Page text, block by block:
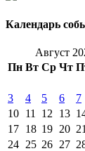
Календарь
Август
Пн Вт Ср Чт
3
4 5 6 7
10 11 12 13
17 18 19 20 21
24 25 26 27